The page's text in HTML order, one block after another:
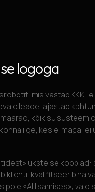
logoga
mis vastab KKK-
leade, ajastab
kõik su
kes ei maga,
üksteise koopiad:
klienti, kvalifitseerib
«AI lisamises», vaid